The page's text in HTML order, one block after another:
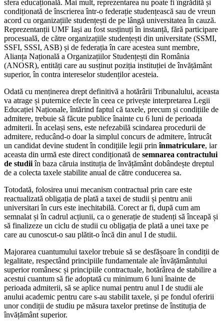
sfera educațională. Mai mult, reprezentarea nu poate fi îngrădită și
condiționată de înscrierea într-o federație studențească sau de vreun
acord cu organizațiile studențești de pe lângă universitatea în cauză.
Reprezentanții UMF Iași au fost susținuți în instanță, fără participare
procesuală, de către organizațiile studențești din universitate (SSMI,
SSFI, SSSI, ASB) și de federația în care acestea sunt membre,
Alianța Națională a Organizațiilor Studențești din România
(ANOSR), entități care au susținut poziția instituției de învățământ
superior, în contra intereselor studenților acesteia.
Odată cu menținerea drept definitivă a hotărârii Tribunalului, aceasta
va atrage și puternice efecte în ceea ce privește interpretarea Legii
Educației Naționale, întărind faptul că taxele, precum și condițiile de
admitere, trebuie să făcute publice înainte cu 6 luni de perioada
admiterii. În același sens, este nefezabilă scindarea procedurii de
admitere, reducând-o doar la simplul concurs de admitere, întrucât
un candidat devine student în condițiile legii prinînmatriculare, iar
aceasta din urmă este direct condiționată de semnarea contractului
de studiiîn baza căruia instituția de învățământ dobândește dreptul
de a colecta taxele stabilite anual de către conducerea sa.
Totodată, folosirea unui mecanism contractual prin care este
reactualizată obligația de plată a taxei de studii și pentru anii
universitari în curs este inechitabilă. Corect ar fi, după cum am
semnalat și în cadrul acțiunii, ca o generație de studenți să înceapă și
să finalizeze un ciclu de studii cu obligația de plată a unei taxe pe
care au cunoscut-o sau plătit-o încă din anul I de studii.
Majorarea cuantumului taxelor trebuie să se desfășoare în condiții de
legalitate, respectând principiile fundamentale ale învățământului
superior românesc și principiile contractuale, hotărârea de stabilire a
acestui cuantum să fie adoptată cu minimum 6 luni înainte de
perioada admiterii, să se aplice numai pentru anul I de studii ale
anului academic pentru care s-au stabilit taxele, și pe fondul oferirii
unor condiții de studiu pe măsura taxelor pretinse de înstituția de
învățământ superior.